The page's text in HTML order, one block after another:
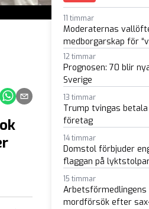
Telegram
på Whatsapp
Dela via e-post
11 timmar
Moderaternas
medborgarskap för
12 timmar
Prognosen: 70 blir
Sverige
13 timmar
Trump tvingas
företag
14 timmar
Domstol förbjuder
flaggan på
15 timmar
mordförsök efter